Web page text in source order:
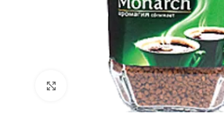
Click to enlarge